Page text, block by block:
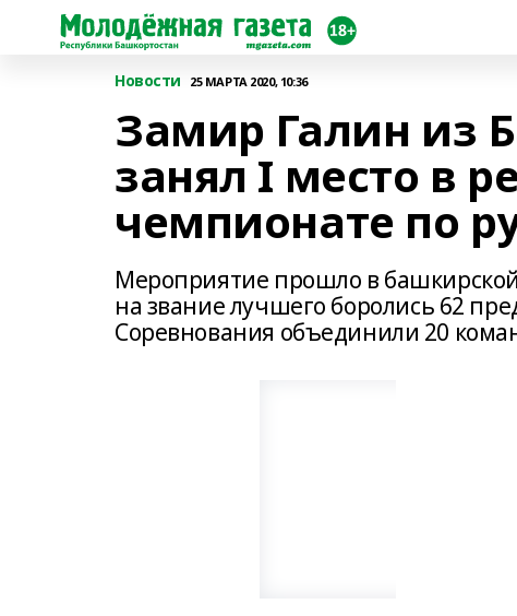
Новости 25 МАРТА 2020, 10:36
Замир Галин из
занял I место в
чемпионате по
Мероприятие прошло в
на звание лучшего боролись 62
Соревнования объединили 20